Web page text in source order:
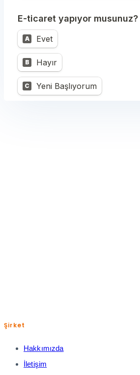
Şirket
Hakkımızda
İletişim